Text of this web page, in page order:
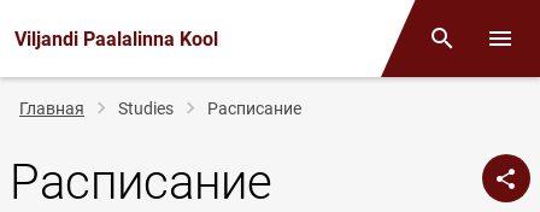
Viljandi Paalalinna Kool Поиск
Строка
навигации
Главная Studies Расписание
Расписание